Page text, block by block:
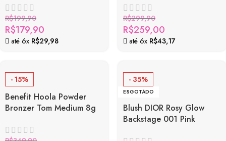
R$199,90
R$179,90
até 6x R$29,98
Sofisticado e Buildable
R$299,90
R$259,00
até 6x R$43,17
- 15%
Benefit Hoola Powder
Bronzer Tom Medium 8g
- 35%
ESGOTADO
Blush DIOR Rosy Glow
Backstage 001 Pink